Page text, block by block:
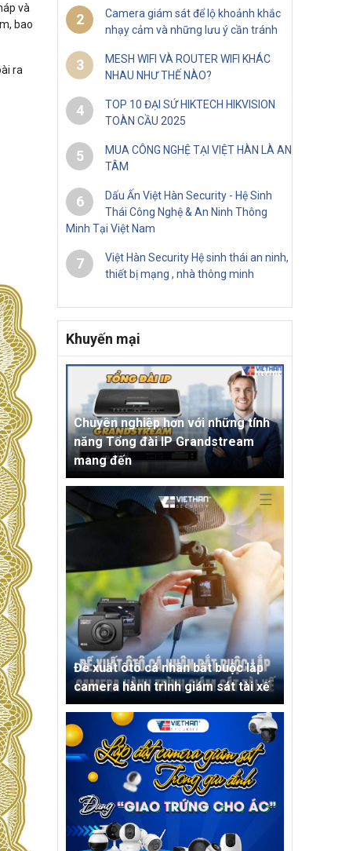
và
bao
ra
2
Camera giám sát để lộ khoảnh khắc
nhạy cảm và những lưu ý cần tránh
3
MESH WIFI VÀ ROUTER WIFI KHÁC
NHAU NHƯ THẾ NÀO?
4
TOP 10 ĐẠI SỨ HIKTECH HIKVISION
TOÀN CẦU 2025
5
MUA CÔNG NGHỆ TẠI VIỆT HÀN LÀ AN
TÂM
6
Dấu Ấn Việt Hàn Security - Hệ Sinh
Thái Công Nghệ & An Ninh Thông
Minh Tại Việt Nam
7
Việt Hàn Security Hệ sinh thái an ninh,
thiết bị mạng , nhà thông minh
Khuyến mại
Chuyên nghiệp hơn với những tính
năng Tổng đài IP Grandstream
mang đến
Đề xuất ôtô cá nhân bắt buộc lắp
camera hành trình giám sát tài xế